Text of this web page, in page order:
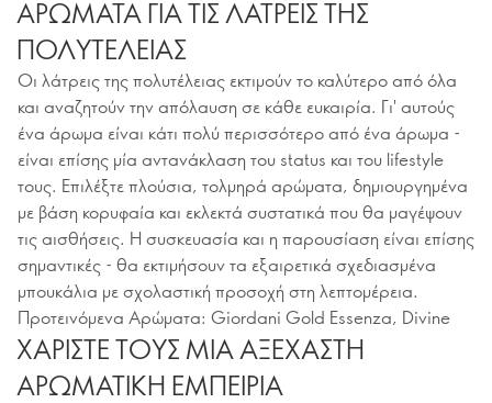
ΑΡΩΜΑΤΑ ΓΙΑ ΤΙΣ ΛΑΤΡΕΙΣ ΤΗΣ
ΠΟΛΥΤΕΛΕΙΑΣ
Οι λάτρεις της πολυτέλειας εκτιμούν το καλύτερο από όλα
και αναζητούν την απόλαυση σε κάθε ευκαιρία. Γι' αυτούς
ένα άρωμα είναι κάτι πολύ περισσότερο από ένα άρωμα -
είναι επίσης μία αντανάκλαση του status και του lifestyle
τους. Επιλέξτε πλούσια, τολμηρά αρώματα, δημιουργημένα
με βάση κορυφαία και εκλεκτά συστατικά που θα μαγέψουν
τις αισθήσεις. Η συσκευασία και η παρουσίαση είναι επίσης
σημαντικές - θα εκτιμήσουν τα εξαιρετικά σχεδιασμένα
μπουκάλια με σχολαστική προσοχή στη λεπτομέρεια.
Προτεινόμενα Αρώματα: Giordani Gold Essenza, Divine
ΧΑΡΙΣΤΕ ΤΟΥΣ ΜΙΑ ΑΞΕΧΑΣΤΗ
ΑΡΩΜΑΤΙΚΗ ΕΜΠΕΙΡΙΑ